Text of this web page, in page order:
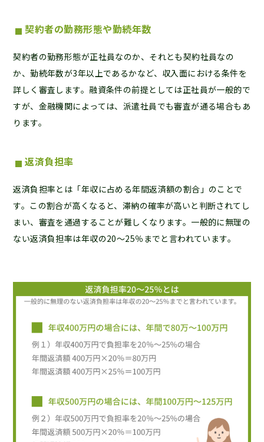
契約者の勤務形態や勤続年数
契約者の勤務形態が正社員なのか、それとも契約社員なの
か、勤続年数が3年以上であるかなど、収入面における条件を
詳しく審査します。融資条件の前提としては正社員が一般的で
すが、金融機関によっては、派遣社員でも審査が通る場合もあ
ります。
返済負担率
返済負担率とは「年収に占める年間返済額の割合」のことで
す。この割合が高くなると、滞納の確率が高いと判断されてし
まい、審査を通過することが難しくなります。一般的に無理の
ない返済負担率は年収の20～25％までと言われています。